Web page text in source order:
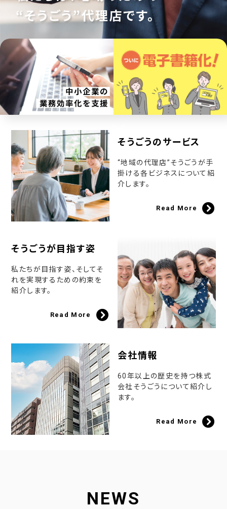
そうごうのサービス
“地域の代理店”そうごうが手
掛ける各ビジネスについて紹
介します。
Read More
そうごうが目指す姿
私たちが目指す姿、そしてそ
れを実現するための約束を
紹介します。
Read More
会社情報
60年以上の歴史を持つ株式
会社そうごうについて紹介し
ます。
Read More
NEWS